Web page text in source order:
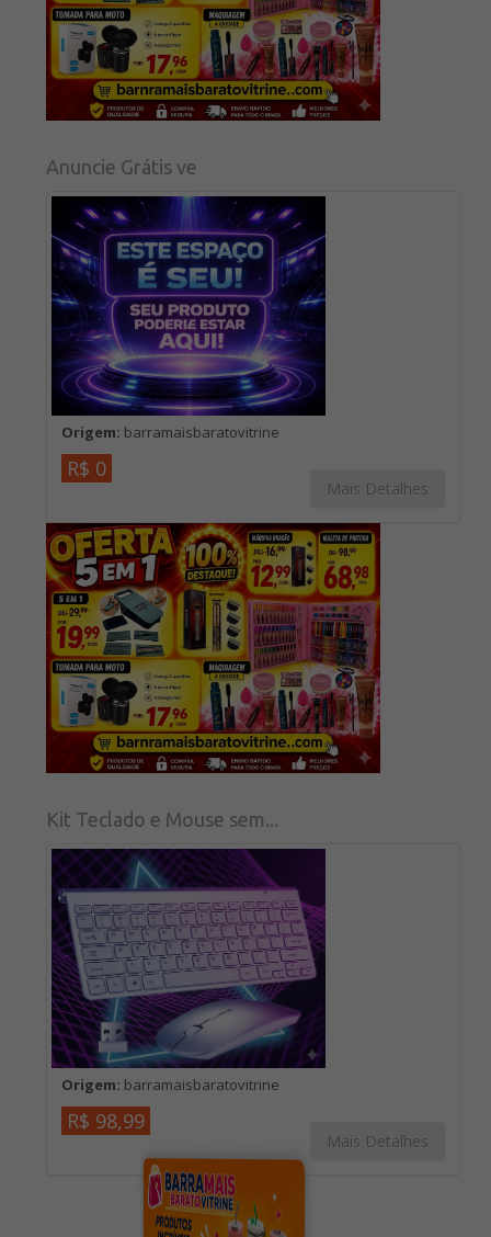
Anuncie Grátis ve
Origem: barramaisbaratovitrine
R$ 0
Mais Detalhes
Kit Teclado e Mouse sem...
Origem: barramaisbaratovitrine
R$ 98,99
Mais Detalhes